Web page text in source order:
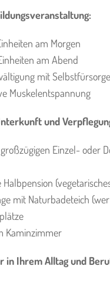
am Morgen
am Abend
mit Selbstfürsorge
Muskelentspannung
und
Einzel- oder
Halbpension
mit Naturbadeteich
Kaminzimmer
in Ihrem Alltag und